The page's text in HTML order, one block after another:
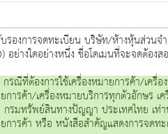
รองการจดทะเบียน บริษัท/ห้างหุ้นส่วน
อย่างใดอย่างหนึ่ง ชื่อโดเมนที่จะจดต้อง
รณีที่ต้องการใช้เครื่องหมายการค้า/เครื่
การค้า/เครื่องหมายบริการทุกตัวอักษร
กรมทรัพย์สินทางปัญญา ประเทศไทย เท่
การค้า หรือ หนังสือสำคัญแสดงการจดท